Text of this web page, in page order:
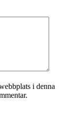
i denna